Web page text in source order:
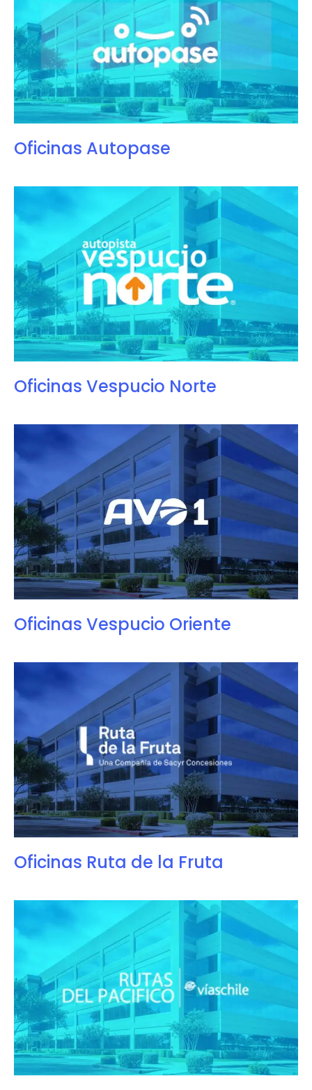
Oficinas Autopase
Oficinas Vespucio Norte
Oficinas Vespucio Oriente
Oficinas Ruta de la Fruta